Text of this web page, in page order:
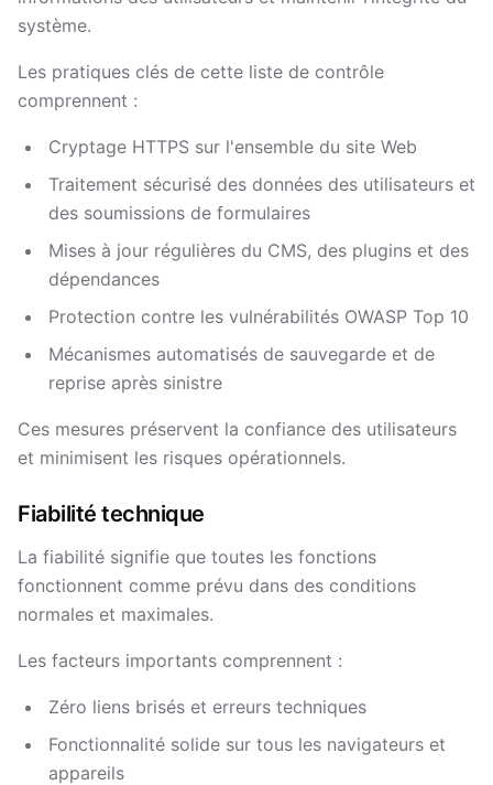
système.
Les pratiques clés de cette liste de contrôle
comprennent :
Cryptage HTTPS sur l'ensemble du site Web
Traitement sécurisé des données des utilisateurs et
des soumissions de formulaires
Mises à jour régulières du CMS, des plugins et des
dépendances
Protection contre les vulnérabilités OWASP Top 10
Mécanismes automatisés de sauvegarde et de
reprise après sinistre
Ces mesures préservent la confiance des utilisateurs
et minimisent les risques opérationnels.
Fiabilité technique
La fiabilité signifie que toutes les fonctions
fonctionnent comme prévu dans des conditions
normales et maximales.
Les facteurs importants comprennent :
Zéro liens brisés et erreurs techniques
Fonctionnalité solide sur tous les navigateurs et
appareils